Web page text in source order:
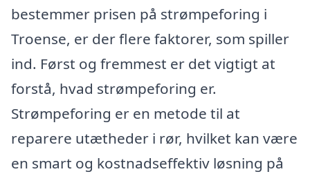
bestemmer prisen på strømpeforing i
Troense, er der flere faktorer, som spiller
ind. Først og fremmest er det vigtigt at
forstå, hvad strømpeforing er.
Strømpeforing er en metode til at
reparere utætheder i rør, hvilket kan være
en smart og kostnadseffektiv løsning på